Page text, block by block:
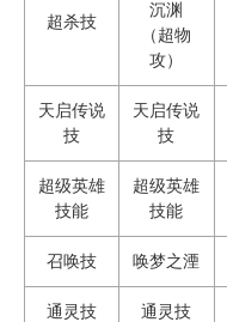
超杀技
沉渊
（超物
攻）
天启传说
技
天启传说
技
超级英雄
技能
超级英雄
技能
召唤技 唤梦之湮
通灵技 通灵技